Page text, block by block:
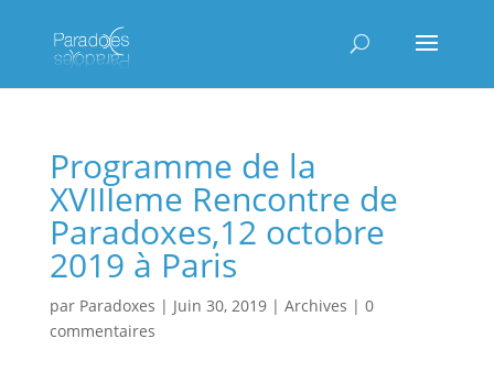
Programme de la
XVIIIeme Rencontre de
Paradoxes,12 octobre
2019 à Paris
par Paradoxes | Juin 30, 2019| Archives | 0
commentaires